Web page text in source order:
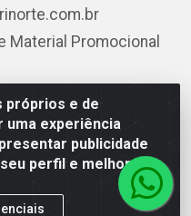
próprios e de
experiência
publicidade
perfil e melhorar a
Material Promocional
- Avenida Pedro
Industrial, Montes
04.433.117/0001-10